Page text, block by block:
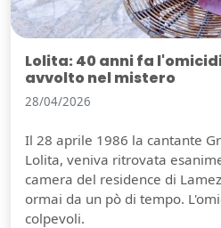
Lolita: 40 anni fa
avvolto nel mistero
28/04/2026
Il 28 aprile 1986 la cantante
Lolita, veniva ritrovata
camera del residence di
ormai da un pò di tempo.
colpevoli.